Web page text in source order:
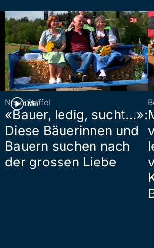
1 Min
Neue Staffel
«Bauer, ledig, sucht…»:
Diese Bäuerinnen und
Bauern suchen nach
der grossen Liebe